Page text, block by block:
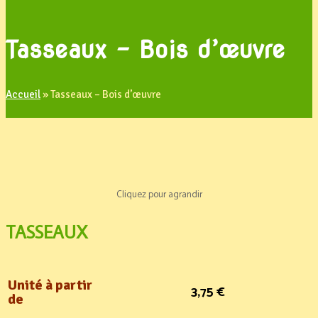
Tasseaux – Bois d’œuvre
Accueil»Tasseaux – Bois d’œuvre
Cliquez pour agrandir
TASSEAUX
Unité à partir
de
3,75 €